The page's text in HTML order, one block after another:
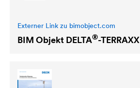
Externer Link zu bimobject.com
BIM Objekt DELTA®-TERRAXX